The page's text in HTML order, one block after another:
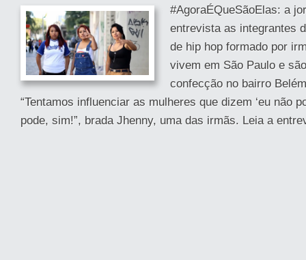
#AgoraÉQueSãoElas: a
entrevista as integrantes
de hip hop formado por
vivem em São Paulo e
confecção no bairro
“Tentamos influenciar as mulheres que dizem ‘eu não
pode, sim!”, brada Jhenny, uma das irmãs. Leia a